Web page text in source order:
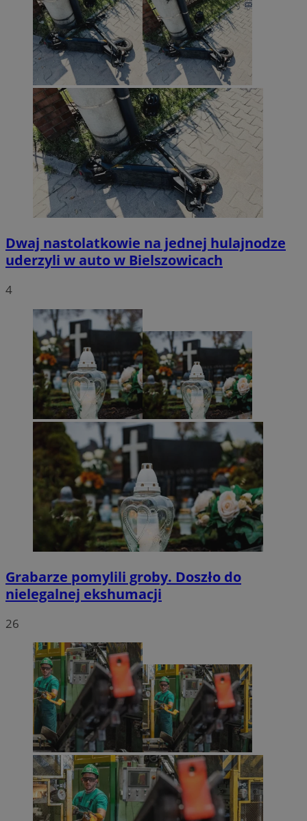
Dwaj nastolatkowie na jednej hulajnodze
uderzyli w auto w Bielszowicach
4
Grabarze pomylili groby. Doszło do
nielegalnej ekshumacji
26